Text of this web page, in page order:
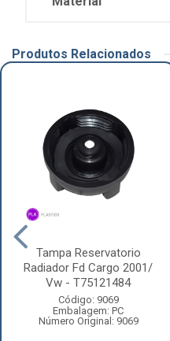
Produtos Relacionados
Tampa Reservatorio
Radiador Fd Cargo 2001/
Vw - T75121484
Código: 9069
Embalagem: PC
Número Original: 9069